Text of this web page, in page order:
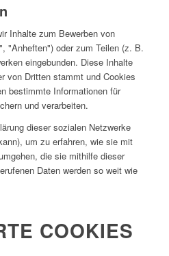
Inhalte zum Bewerben von
"Anheften") oder zum Teilen (z. B.
eingebunden. Diese Inhalte
von Dritten stammt und Cookies
bestimmte Informationen für
und verarbeiten.
dieser sozialen Netzwerke
um zu erfahren, wie sie mit
die sie mithilfe dieser
Daten werden so weit wie
COOKIES